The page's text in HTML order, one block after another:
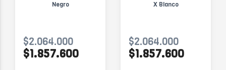
Negro
$2.064.000
$1.857.600
X Blanco
$2.064.000
$1.857.600